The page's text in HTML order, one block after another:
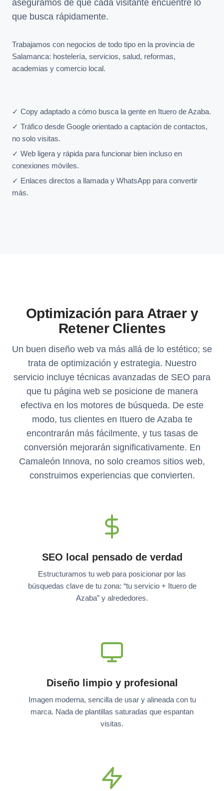
aseguramos de que cada visitante encuentre lo
que busca rápidamente.
Trabajamos con negocios de todo tipo en la provincia de
Salamanca: hostelería, servicios, salud, reformas,
academias y comercio local.
✓ Copy adaptado a cómo busca la gente en Ituero de Azaba.
✓ Tráfico desde Google orientado a captación de contactos,
no solo visitas.
✓ Web ligera y rápida para funcionar bien incluso en
conexiones móviles.
✓ Enlaces directos a llamada y WhatsApp para convertir
más.
Optimización para Atraer y
Retener Clientes
Un buen diseño web va más allá de lo estético; se
trata de optimización y estrategia. Nuestro
servicio incluye técnicas avanzadas de SEO para
que tu página web se posicione de manera
efectiva en los motores de búsqueda. De este
modo, tus clientes en Ituero de Azaba te
encontrarán más fácilmente, y tus tasas de
conversión mejorarán significativamente. En
Camaleón Innova, no solo creamos sitios web,
construimos experiencias que convierten.
SEO local pensado de verdad
Estructuramos tu web para posicionar por las
búsquedas clave de tu zona: “tu servicio + Ituero de
Azaba” y alrededores.
Diseño limpio y profesional
Imagen moderna, sencilla de usar y alineada con tu
marca. Nada de plantillas saturadas que espantan
visitas.